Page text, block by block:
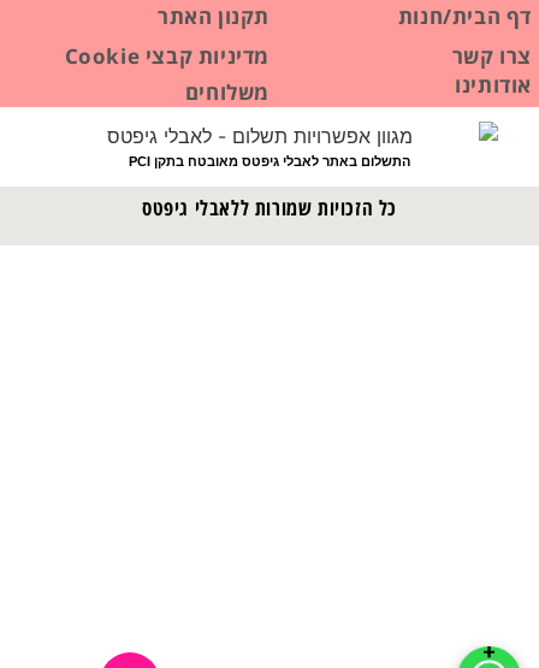
דף הבית/חנות
צרו קשר
תקנון האתר
מדיניות קבצי Cookie
אודותינו
משלוחים
התשלום באתר לאבלי גיפטס מאובטח בתקן PCI
כל הזכויות שמורות ללאבלי גיפטס